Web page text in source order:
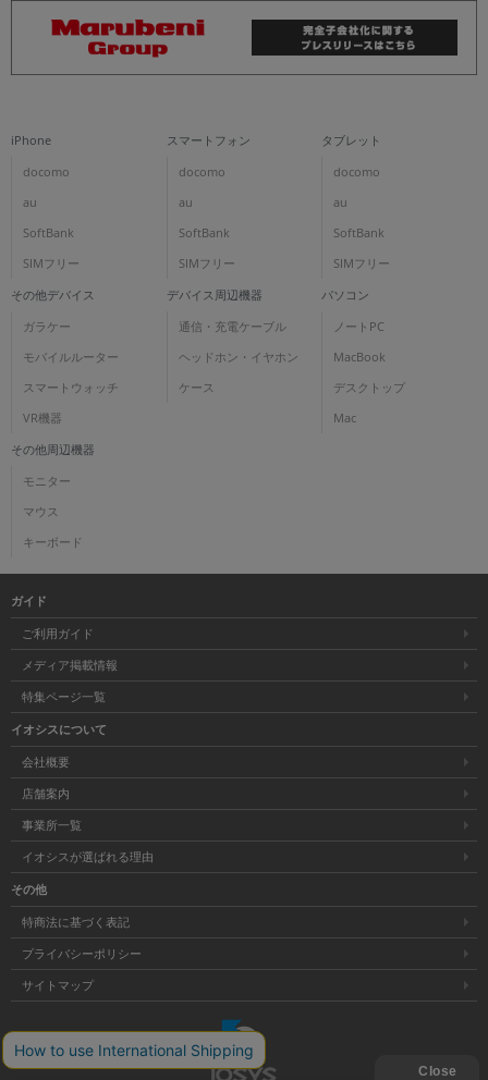
iPhone
docomo
au
SoftBank
SIMフリー
スマートフォン
docomo
au
SoftBank
SIMフリー
タブレット
docomo
au
SoftBank
SIMフリー
その他デバイス
ガラケー
モバイルルーター
スマートウォッチ
VR機器
デバイス周辺機器
通信・充電ケーブル
ヘッドホン・イヤホン
ケース
パソコン
ノートPC
MacBook
デスクトップ
Mac
その他周辺機器
モニター
マウス
キーボード
ガイド
ご利用ガイド
メディア掲載情報
特集ページ一覧
イオシスについて
会社概要
店舗案内
事業所一覧
イオシスが選ばれる理由
その他
特商法に基づく表記
プライバシーポリシー
サイトマップ